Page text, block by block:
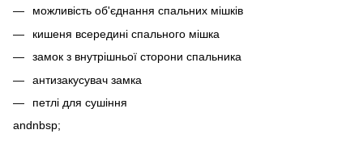
можливість об'єднання спальних мішків
кишеня всередині спального мішка
замок з внутрішньої сторони спальника
антизакусувач замка
петлі для сушіння
andnbsp;